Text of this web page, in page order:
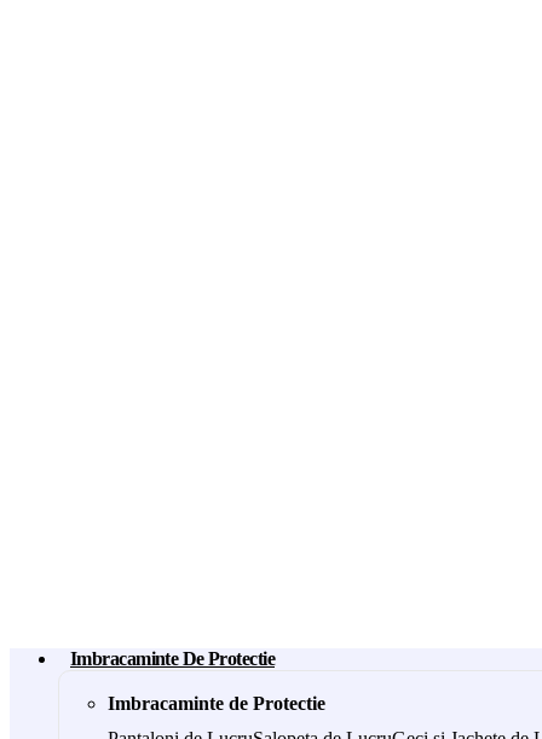
Imbracaminte De Protectie
Imbracaminte de Protectie